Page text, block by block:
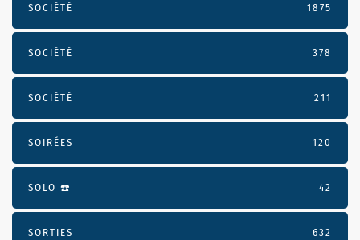
SOCIÉTÉ 1875
SOCIÉTÉ 378
SOCIÉTÉ 211
SOIRÉES 120
SOLO ☎️ 42
SORTIES 632